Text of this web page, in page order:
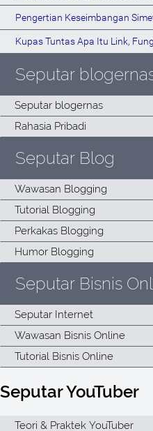
Pengertian Keseimbangan
Kupas Tuntas Apa Itu Link,
Seputar
Seputar Blog
Seputar Bisnis
Seputar YouTuber